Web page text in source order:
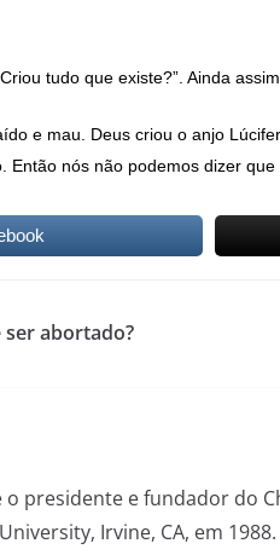
tudo que existe?”. Ainda
e mau. Deus criou o anjo
Então nós não podemos dizer
abortado?
o presidente e fundador do
Irvine, CA, em